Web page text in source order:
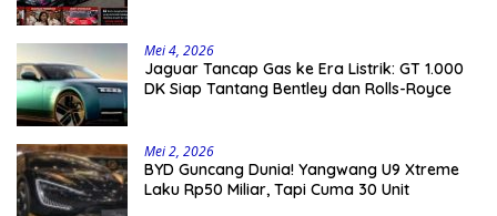
Mei 4, 2026
Jaguar Tancap Gas ke Era Listrik: GT 1.000
DK Siap Tantang Bentley dan Rolls-Royce
Mei 2, 2026
BYD Guncang Dunia! Yangwang U9 Xtreme
Laku Rp50 Miliar, Tapi Cuma 30 Unit